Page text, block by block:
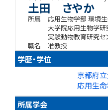
土田 さやか
所属
応用生物学部 環境
大学院応用生物学
実験動物教育研究セ
職名
准教授
学歴・学位
京都府
応用生
所属学会